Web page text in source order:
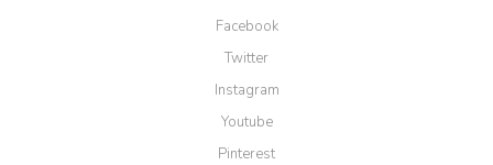
Facebook
Twitter
Instagram
Youtube
Pinterest